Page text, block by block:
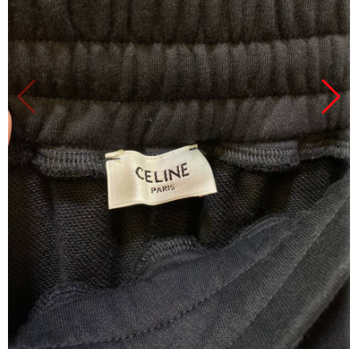
Продано